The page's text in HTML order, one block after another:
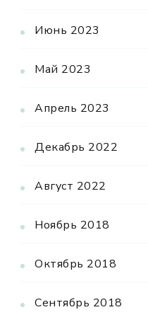
Июнь 2023
Май 2023
Апрель 2023
Декабрь 2022
Август 2022
Ноябрь 2018
Октябрь 2018
Сентябрь 2018